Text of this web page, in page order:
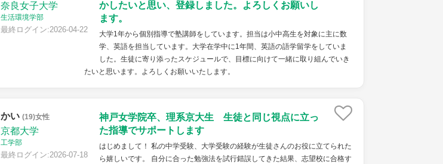
奈良女子大学
生活環境学部
最終ログイン:2026-04-22
かしたいと思い、登録しました。よろしくお願いし
ます。
大学1年から個別指導で塾講師をしています。担当は小中高生を対象に主に数
学、英語を担当しています。大学在学中に1年間、英語の語学留学をしていま
した。生徒に寄り添ったスケジュールで、目標に向けて一緒に取り組んでいき
たいと思います。よろしくお願いいたします。
かい (19)女性
京都大学
工学部
最終ログイン:2026-07-18
神戸女学院卒、理系京大生 生徒と同じ視点に立っ
た指導でサポートします
はじめまして！ 私の中学受験、大学受験の経験が生徒さんのお役に立てられた
ら嬉しいです。 自分に合った勉強法を試行錯誤してきた結果、志望校に合格す